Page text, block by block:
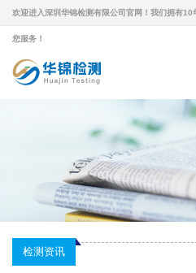
欢迎进入深圳华锦检测有限公司官网！我们拥有
您服务！
检测资讯